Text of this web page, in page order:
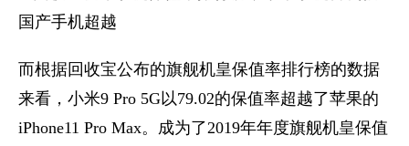
而根据回收宝公布的旗舰机皇保值率排行榜的数据
来看，小米9 Pro 5G以79.02的保值率超越了苹果的
iPhone11 Pro Max。成为了2019年年度旗舰机皇保值